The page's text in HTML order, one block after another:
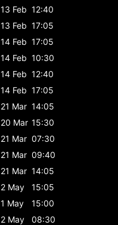
13 Feb 12:40
13 Feb 17:05
14 Feb 17:05
14 Feb 10:30
14 Feb 12:40
14 Feb 17:05
21 Mar 14:05
20 Mar 15:30
21 Mar 07:30
21 Mar 09:40
21 Mar 14:05
2 May
15:05
1 May
15:00
2 May
08:30